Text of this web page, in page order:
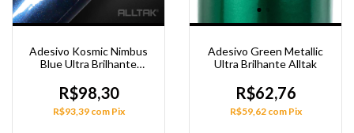
Adesivo Kosmic Nimbus
Blue Ultra Brilhante
R$98,30
R$93,39 com Pix
Adesivo Green Metallic
Ultra Brilhante Alltak
R$62,76
R$59,62 com Pix